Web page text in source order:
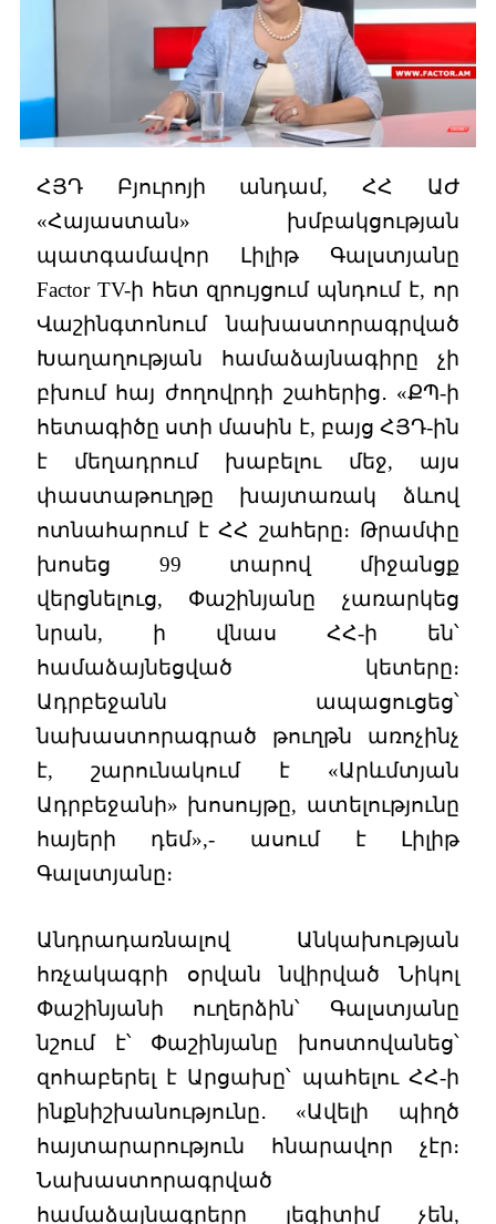
ՀՅԴ Բյուրոյի անդամ, ՀՀ ԱԺ
«Հայաստան» խմբակցության
պատգամավոր Լիլիթ Գալստյանը
Factor TV-ի հետ զրույցում պնդում է, որ
Վաշինգտոնում նախաստորագրված
Խաղաղության համաձայնագիրը չի
բխում հայ ժողովրդի շահերից․ «ՔՊ-ի
հետագիծը ստի մասին է, բայց ՀՅԴ-ին
է մեղադրում խաբելու մեջ, այս
փաստաթուղթը խայտառակ ձևով
ոտնահարում է ՀՀ շահերը։ Թրամփը
խոսեց 99 տարով միջանցք
վերցնելուց, Փաշինյանը չառարկեց
նրան, ի վնաս ՀՀ-ի են՝
համաձայնեցված կետերը։
Ադրբեջանն ապացուցեց՝
նախաստորագրած թուղթն առոչինչ
է, շարունակում է «Արևմտյան
Ադրբեջանի» խոսույթը, ատելությունը
հայերի դեմ»,- ասում է Լիլիթ
Գալստյանը։
Անդրադառնալով Անկախության
հռչակագրի օրվան նվիրված Նիկոլ
Փաշինյանի ուղերձին՝ Գալստյանը
նշում է՝ Փաշինյանը խոստովանեց՝
զոհաբերել է Արցախը՝ պահելու ՀՀ-ի
ինքնիշխանությունը․ «Ավելի պիղծ
հայտարարություն հնարավոր չէր։
Նախաստորագրված
համաձայնագրերը լեգիտիմ չեն,